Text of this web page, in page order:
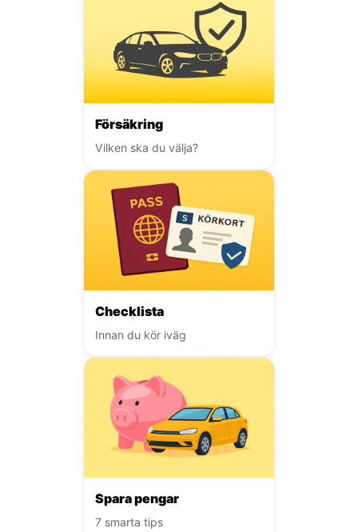
Försäkring
Vilken ska du välja?
Checklista
Innan du kör iväg
Spara pengar
7 smarta tips